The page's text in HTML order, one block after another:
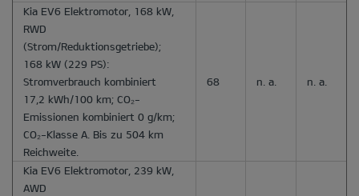
Kia EV6 Elektromotor, 168 kW,
RWD
(Strom/Reduktionsgetriebe);
168 kW (229 PS):
Stromverbrauch kombiniert
17,2 kWh/100 km; CO₂-
Emissionen kombiniert 0 g/km;
CO₂-Klasse A. Bis zu 504 km
Reichweite.
68 n. a. n. a.
Kia EV6 Elektromotor, 239 kW,
AWD